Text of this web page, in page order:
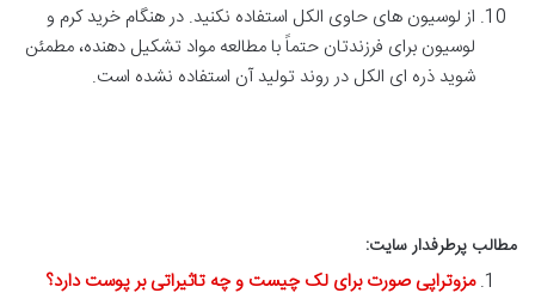
از لوسیون های حاوی الکل استفاده نکنید. در هنگام خرید کرم و
لوسیون برای فرزندتان حتماً با مطالعه مواد تشکیل دهنده، مطمئن
شوید ذره ای الکل در روند تولید آن استفاده نشده است.
مطالب پرطرفدار سایت:
مزوتراپی صورت برای لک چیست و چه تاثیراتی بر پوست دارد؟